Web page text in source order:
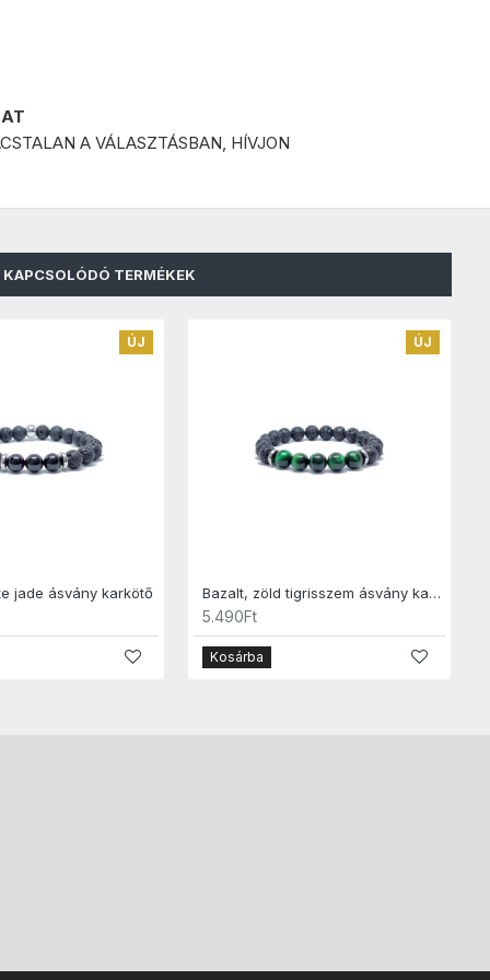
A VÁLASZTÁSBAN, HÍVJON
KAPCSOLÓDÓ TERMÉKEK
ÚJ
jade ásvány karkötő
ÚJ
Bazalt, zöld tigrisszem ásvány karkötő
5.490Ft
Kosárba